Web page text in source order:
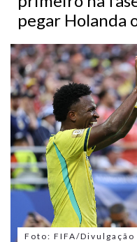
pegar Holanda
Foto: FIFA/Divulgação